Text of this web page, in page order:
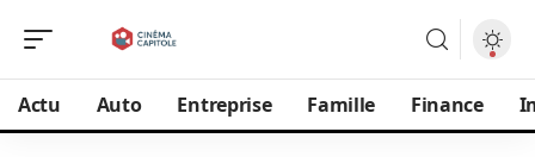
Actu Auto Entreprise Famille Finance